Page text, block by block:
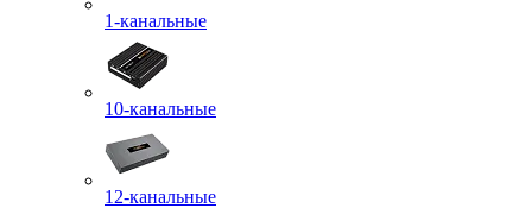
1-канальные
10-канальные
12-канальные